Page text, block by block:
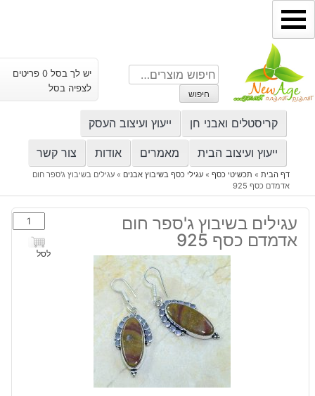
דילוג
לתוכן
חיפוש
עבור:
חיפוש
יש לך בסל 0 פריטים
לצפיה בסל
קריסטלים ואבני חן ייעוץ ועיצוב העסק
ייעוץ ועיצוב הבית מאמרים אודות צור קשר
דף הבית» תכשיטי כסף» עגילי כסף בשיבוץ אבנים » עגילים בשיבוץ ג'ספר חום
אדמדם כסף 925
עגילים בשיבוץ ג'ספר חום
אדמדם כסף 925
כמות
של
עגילים
לסל